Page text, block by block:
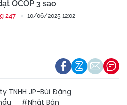
OCOP 3 sao
247 10/06/2025 12:02
TNHH JP-Bùi Đặng
#Nhật Bản